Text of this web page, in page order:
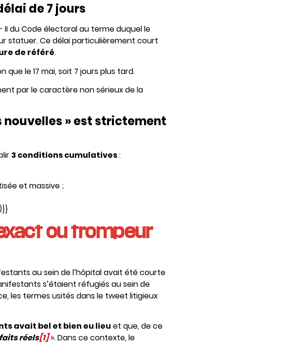
de 7 jours
II du Code électoral au terme duquel le
statuer. Ce délai particulièrement court
de référé.
que le 17 mai, soit 7 jours plus tard.
par le caractère non sérieux de la
nouvelles » est strictement
3 conditions cumulatives:
et massive ;
ou trompeur
au sein de l’hôpital avait été courte
s’étaient réfugiés au sein de
les termes usités dans le tweet litigieux
avait bel et bien eu lieu et que, de ce
réels[1]». Dans ce contexte, le